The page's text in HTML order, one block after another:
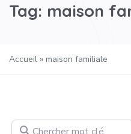
Tag: maison
Accueil » maison familiale
Chercher mot clé